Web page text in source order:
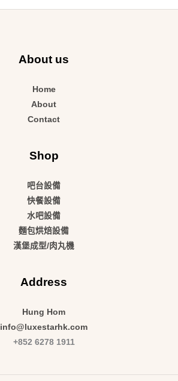
About us
Home
About
Contact
Shop
吧台設備
快餐設備
水吧設備
麵包烘焙設備
漢堡成型/肉丸機
Address
Hung Hom
info@luxestarhk.com
+852 6278 1911